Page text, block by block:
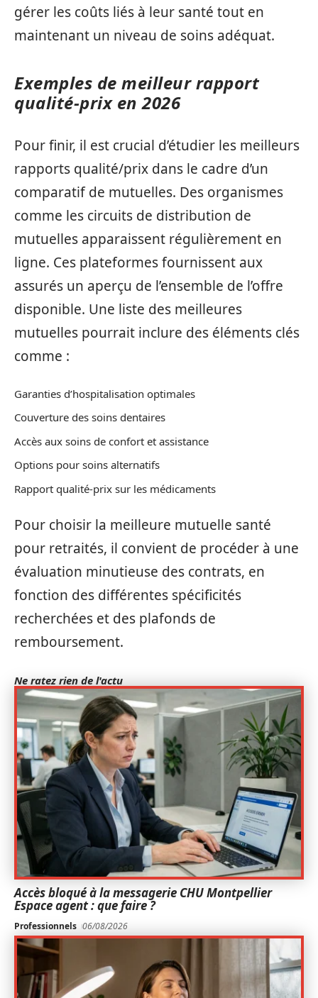
gérer les coûts liés à leur santé tout en
maintenant un niveau de soins adéquat.
Exemples de meilleur rapport
qualité-prix en 2026
Pour finir, il est crucial d’étudier les meilleurs
rapports qualité/prix dans le cadre d’un
comparatif de mutuelles. Des organismes
comme les circuits de distribution de
mutuelles apparaissent régulièrement en
ligne. Ces plateformes fournissent aux
assurés un aperçu de l’ensemble de l’offre
disponible. Une liste des meilleures
mutuelles pourrait inclure des éléments clés
comme :
Garanties d’hospitalisation optimales
Couverture des soins dentaires
Accès aux soins de confort et assistance
Options pour soins alternatifs
Rapport qualité-prix sur les médicaments
Pour choisir la meilleure mutuelle santé
pour retraités, il convient de procéder à une
évaluation minutieuse des contrats, en
fonction des différentes spécificités
recherchées et des plafonds de
remboursement.
Ne ratez rien de l'actu
Accès bloqué à la messagerie CHU Montpellier
Espace agent : que faire ?
Professionnels 06/08/2026